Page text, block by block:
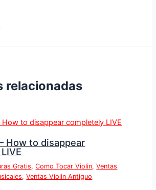
relacionadas
How to disappear
Gratis,Como Tocar Violin,Ventas
,Ventas Violin Antiguo